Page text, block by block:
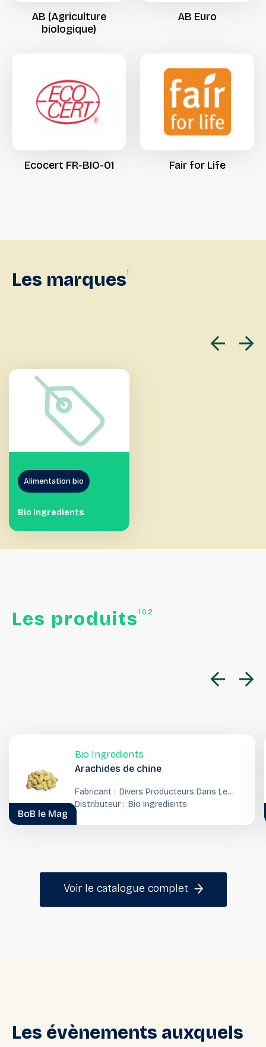
AB (Agriculture
biologique)
AB Euro
Ecocert FR-BIO-01 Fair for Life
Les marques1
Alimentation bio
Bio Ingredients
Les produits 102
Bio Ingredients
Arachides de chine
Fabricant : Divers Producteurs Dans Le
Monde
Distributeur : Bio Ingredients
BoB le Mag
Voir le catalogue complet
Les évènements auxquels